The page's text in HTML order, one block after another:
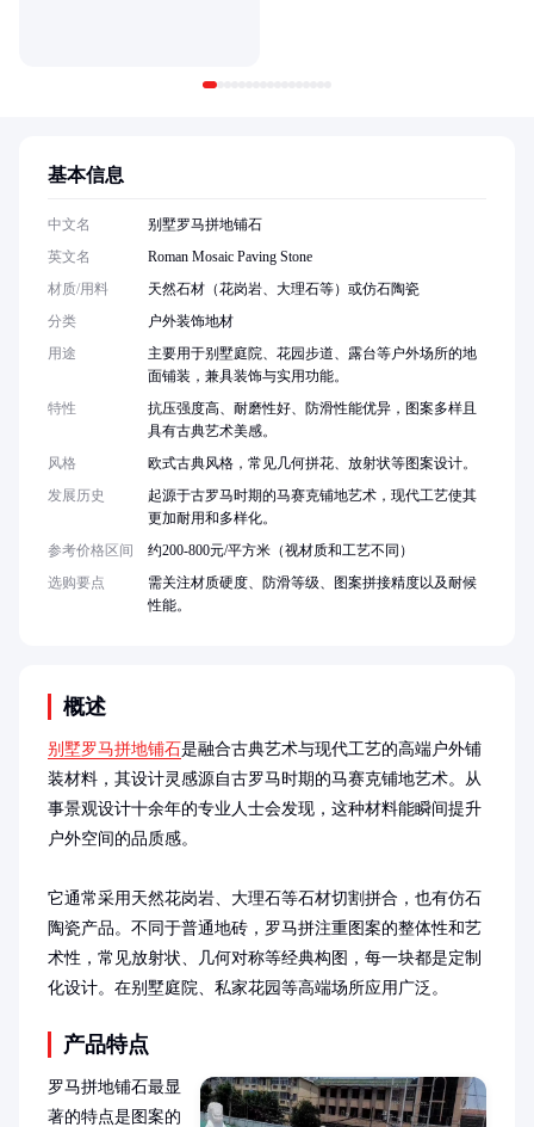
概述
别墅罗马拼地铺石是融合古典艺术与现代工艺的高端户外铺
装材料，其设计灵感源自古罗马时期的马赛克铺地艺术。从
事景观设计十余年的专业人士会发现，这种材料能瞬间提升
户外空间的品质感。
它通常采用天然花岗岩、大理石等石材切割拼合，也有仿石
陶瓷产品。不同于普通地砖，罗马拼注重图案的整体性和艺
术性，常见放射状、几何对称等经典构图，每一块都是定制
化设计。在别墅庭院、私家花园等高端场所应用广泛。
产品特点
罗马拼地铺石最显
著的特点是图案的
基本信息
中文名
别墅罗马拼地铺石
英文名
Roman Mosaic Paving Stone
材质/用料
天然石材（花岗岩、大理石等）或仿石陶瓷
分类
户外装饰地材
用途
主要用于别墅庭院、花园步道、露台等户外场所的地
面铺装，兼具装饰与实用功能。
特性
抗压强度高、耐磨性好、防滑性能优异，图案多样且
具有古典艺术美感。
风格
欧式古典风格，常见几何拼花、放射状等图案设计。
发展历史
起源于古罗马时期的马赛克铺地艺术，现代工艺使其
更加耐用和多样化。
参考价格区间
约200-800元/平方米（视材质和工艺不同）
选购要点
需关注材质硬度、防滑等级、图案拼接精度以及耐候
性能。